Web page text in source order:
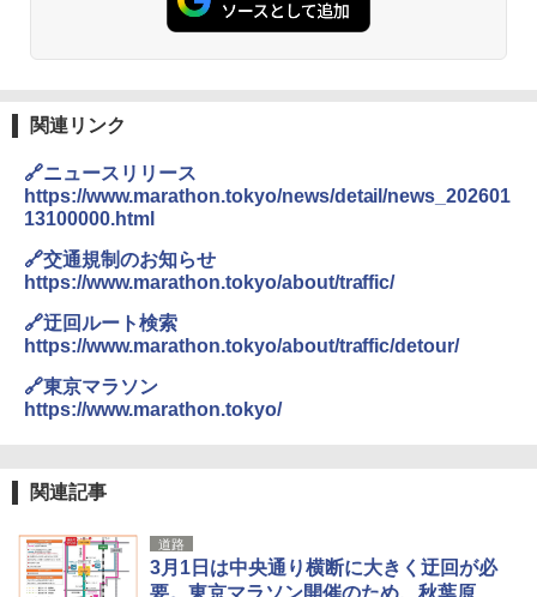
関連リンク
🔗ニュースリリース
https://www.marathon.tokyo/news/detail/news_202601
13100000.html
🔗交通規制のお知らせ
https://www.marathon.tokyo/about/traffic/
🔗迂回ルート検索
https://www.marathon.tokyo/about/traffic/detour/
🔗東京マラソン
https://www.marathon.tokyo/
関連記事
道路
3月1日は中央通り横断に大きく迂回が必
要。東京マラソン開催のため、秋葉原